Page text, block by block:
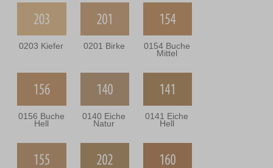
0203 Kiefer 0201 Birke 0154 Buche
Mittel
0156 Buche
Hell
0140 Eiche
Natur
0141 Eiche
Hell